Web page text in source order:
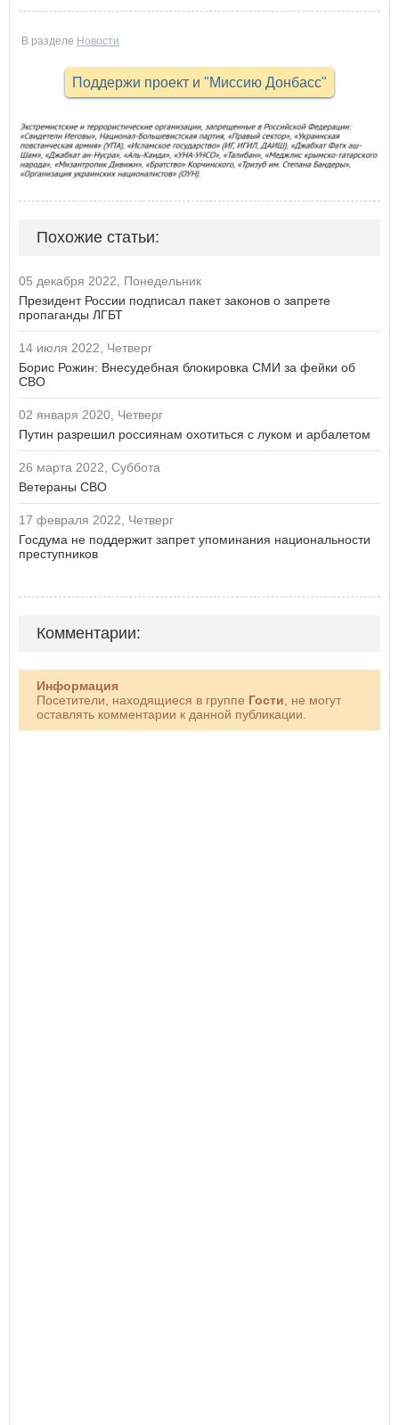
В разделе Новости
Поддержи проект и "Миссию Донбасс"
Похожие статьи:
05 декабря 2022, Понедельник
Президент России подписал пакет законов о запрете
пропаганды ЛГБТ
14 июля 2022, Четверг
Борис Рожин: Внесудебная блокировка СМИ за фейки об
СВО
02 января 2020, Четверг
Путин разрешил россиянам охотиться с луком и арбалетом
26 марта 2022, Суббота
Ветераны СВО
17 февраля 2022, Четверг
Госдума не поддержит запрет упоминания национальности
преступников
Комментарии:
Информация
Посетители, находящиеся в группе Гости , не могут
оставлять комментарии к данной публикации.